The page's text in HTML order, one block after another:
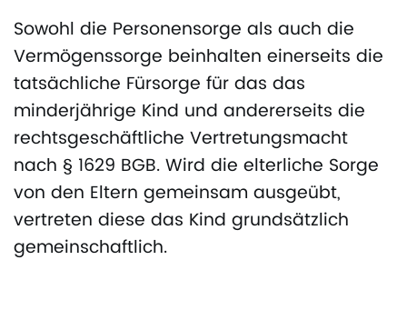
Sowohl die Personensorge als auch die
Vermögenssorge beinhalten einerseits die
tatsächliche Fürsorge für das das
minderjährige Kind und andererseits die
rechtsgeschäftliche Vertretungsmacht
nach § 1629 BGB. Wird die elterliche Sorge
von den Eltern gemeinsam ausgeübt,
vertreten diese das Kind grundsätzlich
gemeinschaftlich.